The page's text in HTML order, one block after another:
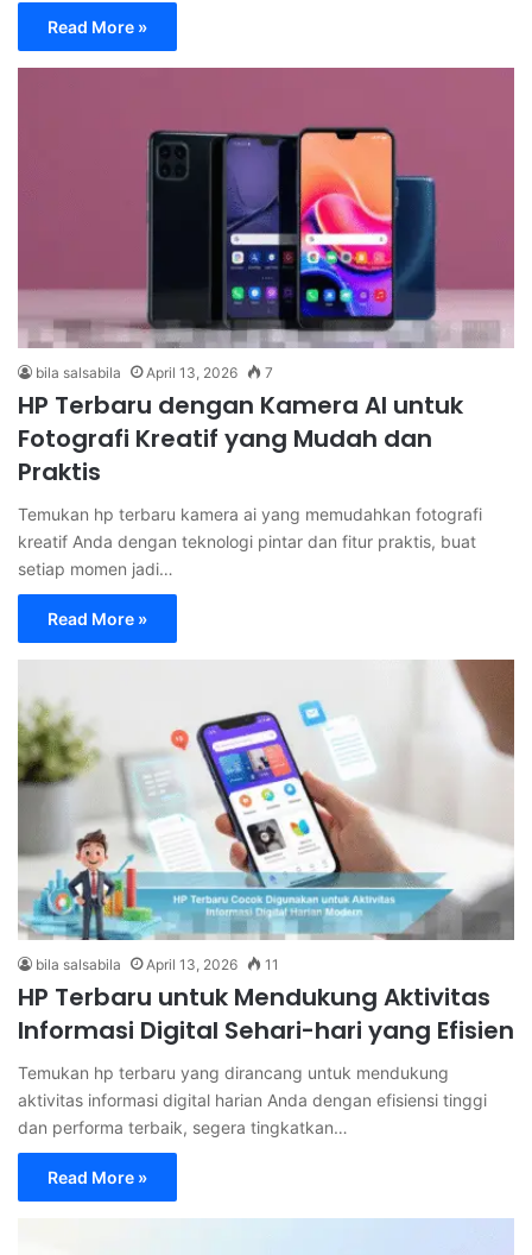
Read More »
bila salsabila April 13, 2026 7
HP Terbaru dengan Kamera AI untuk
Fotografi Kreatif yang Mudah dan
Praktis
Temukan hp terbaru kamera ai yang memudahkan fotografi
kreatif Anda dengan teknologi pintar dan fitur praktis, buat
setiap momen jadi…
Read More »
bila salsabila April 13, 2026 11
HP Terbaru untuk Mendukung Aktivitas
Informasi Digital Sehari-hari yang Efisien
Temukan hp terbaru yang dirancang untuk mendukung
aktivitas informasi digital harian Anda dengan efisiensi tinggi
dan performa terbaik, segera tingkatkan…
Read More »